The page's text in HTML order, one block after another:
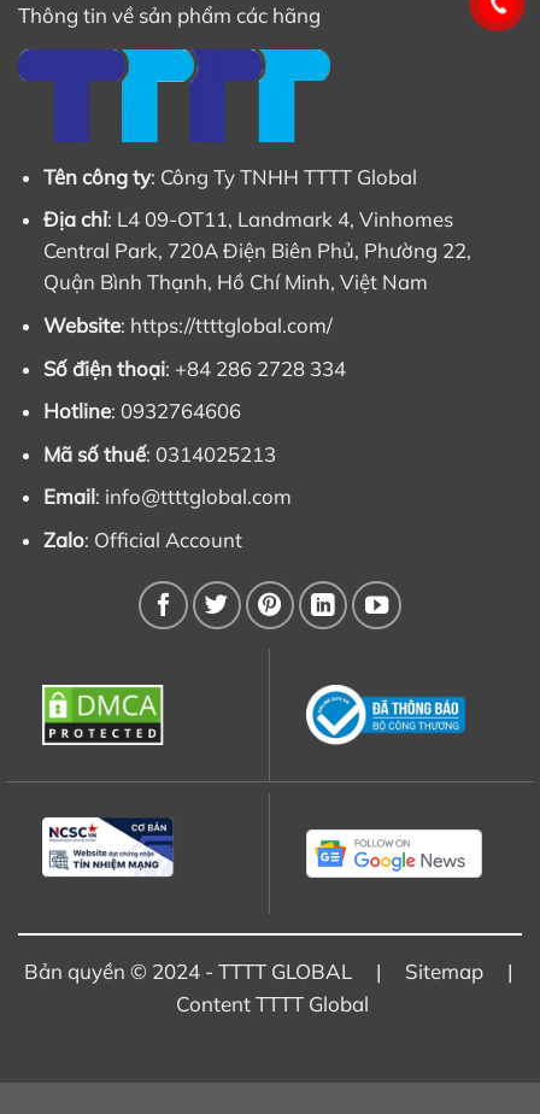
Thông tin về sản phẩm các hãng
Tên công ty: Công Ty TNHH TTTT Global
Địa chỉ: L4 09-OT11, Landmark 4, Vinhomes
Central Park, 720A Điện Biên Phủ, Phường 22,
Quận Bình Thạnh, Hồ Chí Minh, Việt Nam
Website: https://ttttglobal.com/
Số điện thoại: +84 286 2728 334
Hotline: 0932764606
Mã số thuế: 0314025213
Email: info@ttttglobal.com
Zalo: Official Account
Bản quyền © 2024 - TTTT GLOBAL | Sitemap|
Content TTTT Global